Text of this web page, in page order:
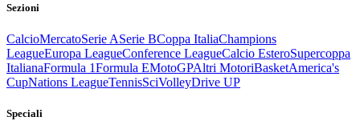
Sezioni
CalcioMercatoSerie ASerie BCoppa ItaliaChampions
LeagueEuropa LeagueConference LeagueCalcio EsteroSupercoppa
ItalianaFormula 1Formula EMotoGPAltri MotoriBasketAmerica's
CupNations LeagueTennisSciVolleyDrive UP
Speciali